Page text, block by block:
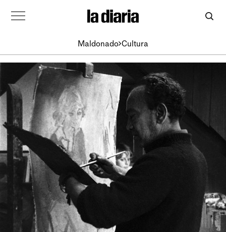
Maldonado Cultura